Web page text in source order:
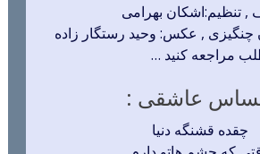
, تنظیم:اشکان بهرامی
چنگیزی , عکس: وحید رستگار زاده
مراجعه کنید …
عاشقی :
چقده قشنگه دنیا